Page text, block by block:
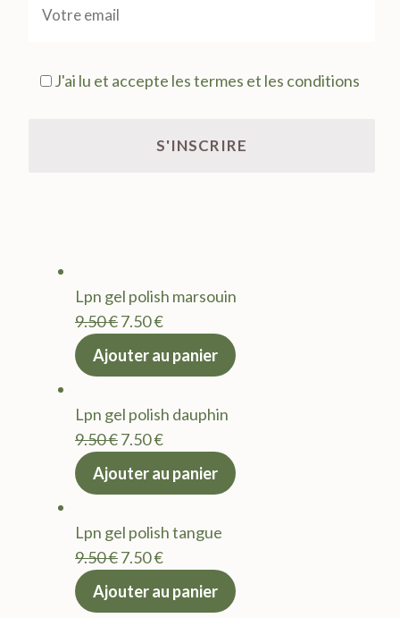
J'ai lu et accepte les termes et les conditions
Lpn gel polish marsouin
9.50€Le
prix
9.50 €.
7.50€Le
actuel
7.50 €.
Ajouter au panier
Lpn gel polish dauphin
9.50€Le
prix
9.50 €.
7.50€Le
actuel
7.50 €.
Ajouter au panier
Lpn gel polish tangue
9.50€Le
prix
7.50€Le
actuel
Ajouter au panier